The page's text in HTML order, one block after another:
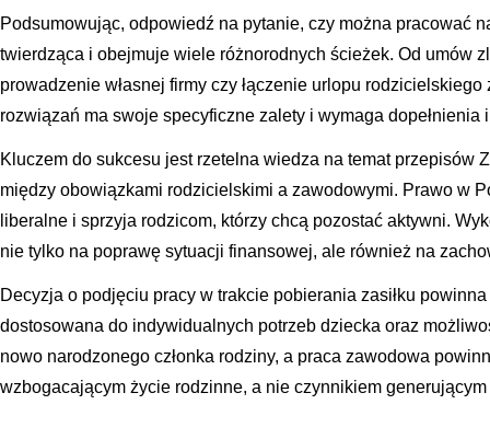
Podsumowując, odpowiedź na pytanie, czy można pracować
twierdząca i obejmuje wiele różnorodnych ścieżek. Od umów
prowadzenie własnej firmy czy łączenie urlopu
rozwiązań ma swoje specyficzne zalety i wymaga dopełnienia
Kluczem do sukcesu jest rzetelna wiedza na temat przepisów
między obowiązkami rodzicielskimi a zawodowymi. Prawo w
liberalne i sprzyja rodzicom, którzy chcą pozostać aktywni.
nie tylko na poprawę sytuacji finansowej, ale również na
Decyzja o podjęciu pracy w trakcie pobierania zasiłku
dostosowana do indywidualnych potrzeb dziecka oraz
nowo narodzonego członka rodziny, a praca zawodowa
wzbogacającym życie rodzinne, a nie czynnikiem